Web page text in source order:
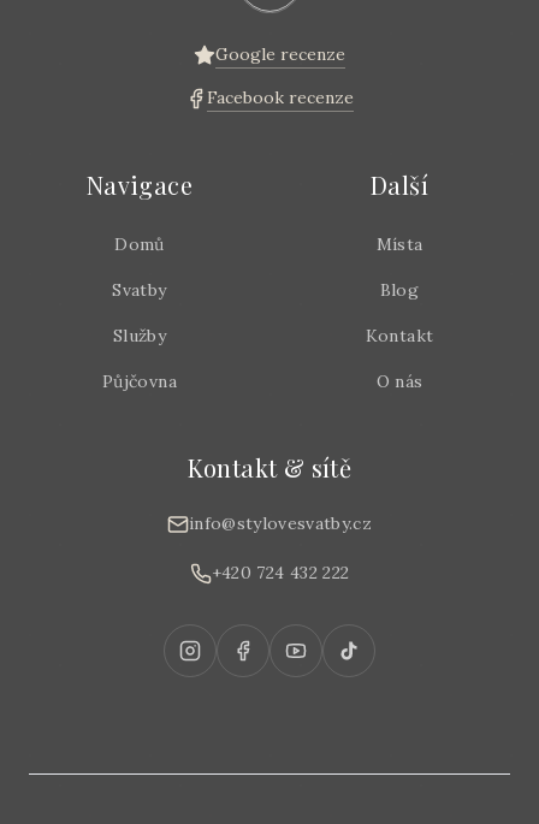
Google recenze
Facebook recenze
Navigace
Domů
Svatby
Služby
Půjčovna
Další
Místa
Blog
Kontakt
O nás
Kontakt & sítě
info@stylovesvatby.cz
+420 724 432 222